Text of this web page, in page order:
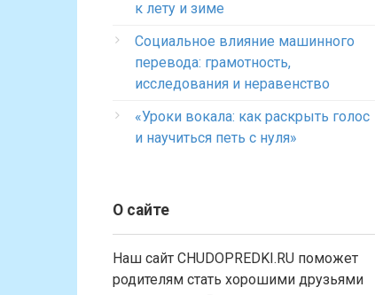
к лету и зиме
Социальное влияние машинного
перевода: грамотность,
исследования и неравенство
«Уроки вокала: как раскрыть голос
и научиться петь с нуля»
О сайте
Наш сайт CHUDOPREDKI.RU поможет
родителям стать хорошими друзьями